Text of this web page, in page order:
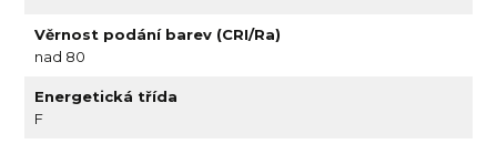
Věrnost podání barev (CRI/Ra)
nad 80
Energetická třída
F